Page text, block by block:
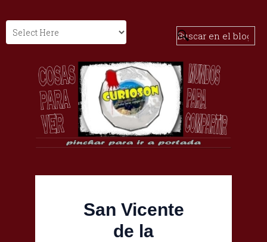
San Vicente
de la